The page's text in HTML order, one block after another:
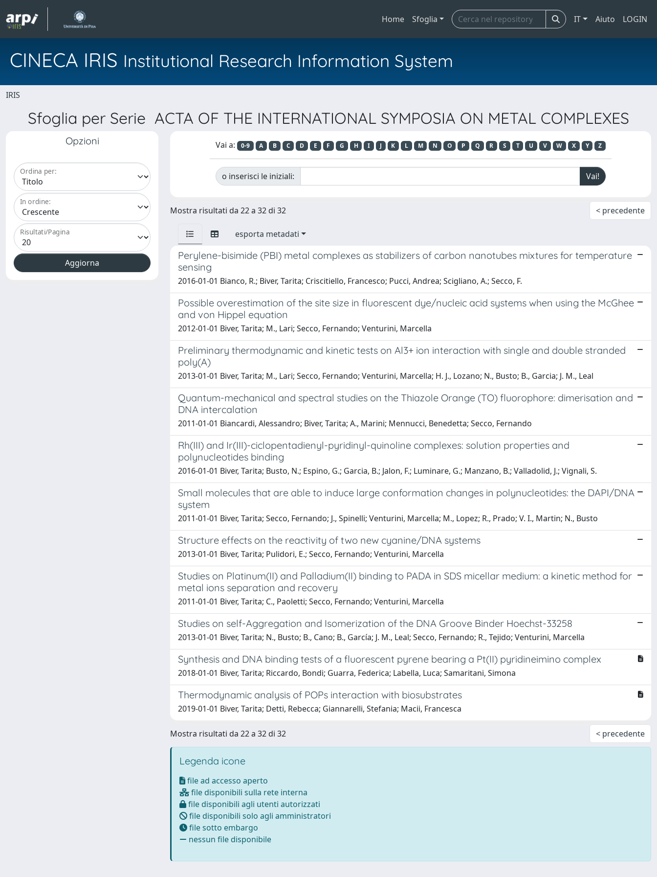
Home Sfoglia IT Aiuto LOGIN
CINECA IRIS Institutional Research Information System
IRIS
Sfoglia per Serie ACTA OF THE INTERNATIONAL SYMPOSIA ON METAL COMPLEXES
Opzioni
Ordina per:
In ordine:
Risultati/Pagina
Vai a: 0-9 A B C D E F G H I J K L M N O P Q R S T U V W X Y Z
o inserisci le iniziali:
Mostra risultati da 22 a 32 di 32 < precedente
esporta metadati
Perylene-bisimide (PBI) metal complexes as stabilizers of carbon nanotubes mixtures for temperature
sensing
2016-01-01 Bianco, R.; Biver, Tarita; Criscitiello, Francesco; Pucci, Andrea; Scigliano, A.; Secco, F.
Possible overestimation of the site size in fluorescent dye/nucleic acid systems when using the McGhee
and von Hippel equation
2012-01-01 Biver, Tarita; M., Lari; Secco, Fernando; Venturini, Marcella
Preliminary thermodynamic and kinetic tests on Al3+ ion interaction with single and double stranded
poly(A)
2013-01-01 Biver, Tarita; M., Lari; Secco, Fernando; Venturini, Marcella; H. J., Lozano; N., Busto; B., Garcia; J. M., Leal
Quantum-mechanical and spectral studies on the Thiazole Orange (TO) fluorophore: dimerisation and
DNA intercalation
2011-01-01 Biancardi, Alessandro; Biver, Tarita; A., Marini; Mennucci, Benedetta; Secco, Fernando
Rh(III) and Ir(III)-ciclopentadienyl-pyridinyl-quinoline complexes: solution properties and
polynucleotides binding
2016-01-01 Biver, Tarita; Busto, N.; Espino, G.; Garcia, B.; Jalon, F.; Luminare, G.; Manzano, B.; Valladolid, J.; Vignali, S.
Small molecules that are able to induce large conformation changes in polynucleotides: the DAPI/DNA
system
2011-01-01 Biver, Tarita; Secco, Fernando; J., Spinelli; Venturini, Marcella; M., Lopez; R., Prado; V. I., Martin; N., Busto
Structure effects on the reactivity of two new cyanine/DNA systems
2013-01-01 Biver, Tarita; Pulidori, E.; Secco, Fernando; Venturini, Marcella
Studies on Platinum(II) and Palladium(II) binding to PADA in SDS micellar medium: a kinetic method for
metal ions separation and recovery
2011-01-01 Biver, Tarita; C., Paoletti; Secco, Fernando; Venturini, Marcella
Studies on self-Aggregation and Isomerization of the DNA Groove Binder Hoechst-33258
2013-01-01 Biver, Tarita; N., Busto; B., Cano; B., García; J. M., Leal; Secco, Fernando; R., Tejido; Venturini, Marcella
Synthesis and DNA binding tests of a fluorescent pyrene bearing a Pt(II) pyridineimino complex
2018-01-01 Biver, Tarita; Riccardo, Bondi; Guarra, Federica; Labella, Luca; Samaritani, Simona
Thermodynamic analysis of POPs interaction with biosubstrates
2019-01-01 Biver, Tarita; Detti, Rebecca; Giannarelli, Stefania; Macii, Francesca
Mostra risultati da 22 a 32 di 32 < precedente
Legenda icone
file ad accesso aperto
file disponibili sulla rete interna
file disponibili agli utenti autorizzati
file disponibili solo agli amministratori
file sotto embargo
nessun file disponibile